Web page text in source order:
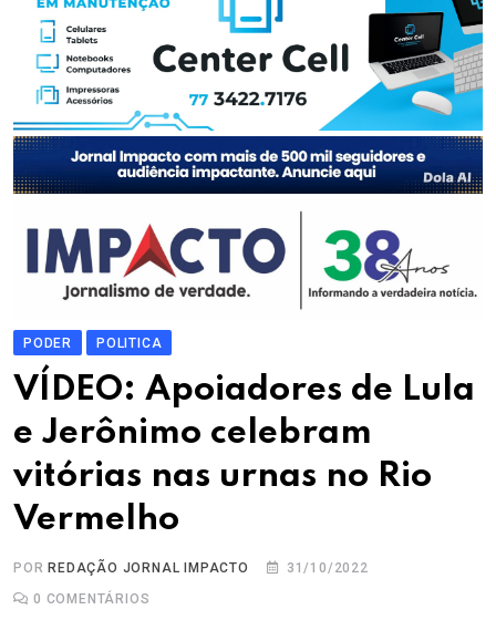
PODER POLITICA
VÍDEO: Apoiadores de Lula
e Jerônimo celebram
vitórias nas urnas no Rio
Vermelho
POR REDAÇÃO JORNAL IMPACTO
31/10/2022
0 COMENTÁRIOS